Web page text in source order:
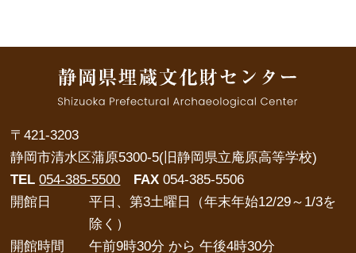
〒421-3203
静岡市清水区蒲原5300-5(旧静岡県立庵原高等学校)
TEL 054-385-5500 FAX 054-385-5506
開館日
平日、第3土曜日（年末年始12/29～1/3を
除く）
開館時間
午前9時30分 から 午後4時30分